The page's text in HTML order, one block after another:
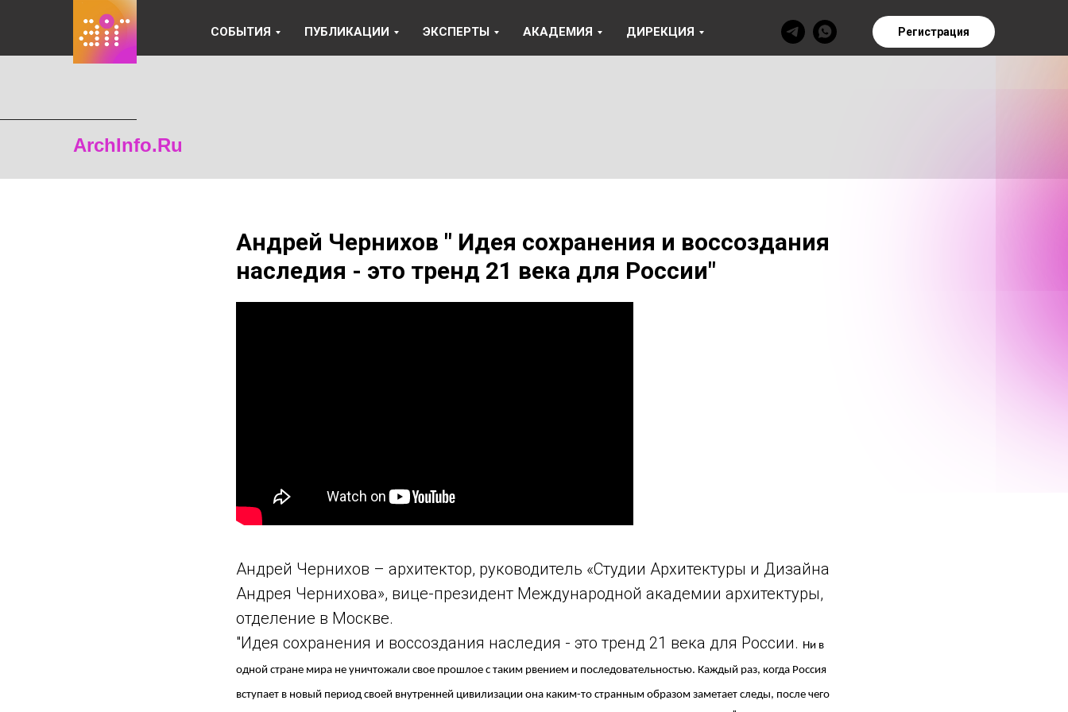
СОБЫТИЯ ПУБЛИКАЦИИ ЭКСПЕРТЫ АКАДЕМИЯ ДИРЕКЦИЯ Регистрация
ArchInfo.Ru
Андрей Чернихов " Идея сохранения и воссоздания
наследия - это тренд 21 века для России"
Андрей Чернихов – архитектор, руководитель «Студии Архитектуры и Дизайна
Андрея Чернихова», вице-президент Международной академии архитектуры,
отделение в Москве.
"Идея сохранения и воссоздания наследия - это тренд 21 века для России. Ни в
одной стране мира не уничтожали свое прошлое с таким рвением и последовательностью. Каждый раз, когда Россия
вступает в новый период своей внутренней цивилизации она каким-то странным образом заметает следы, после чего